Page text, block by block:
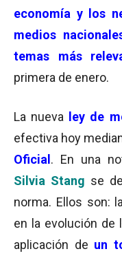
economía y los
medios
temas más
primera de enero.
La nueva ey de
efectiva hoy
Oficial . En una
Silvia Stang se
norma. Ellos son:
en la evolución de
aplicación de un